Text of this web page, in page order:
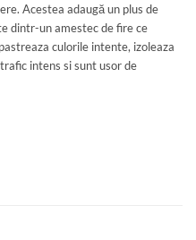
Acestea adaugă un plus de
dintr-un amestec de fire ce
culorile intente, izoleaza
intens si sunt usor de